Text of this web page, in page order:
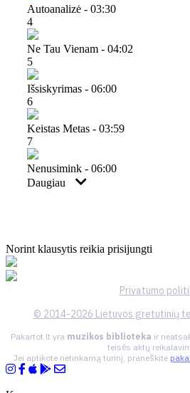
Autoanalizė - 03:30
4
Ne Tau Vienam - 04:02
5
Išsiskyrimas - 06:00
6
Keistas Metas - 03:59
7
Nenusimink - 06:00
Daugiau
Norint klausytis reikia prisijungti
Privatumo
© 2014-2026 Lietuvos gretutinių
Pakartot.lt yra muzikos biblioteka ir
teisės aktų
Jei aptikote netinkamą turinį, praneškite